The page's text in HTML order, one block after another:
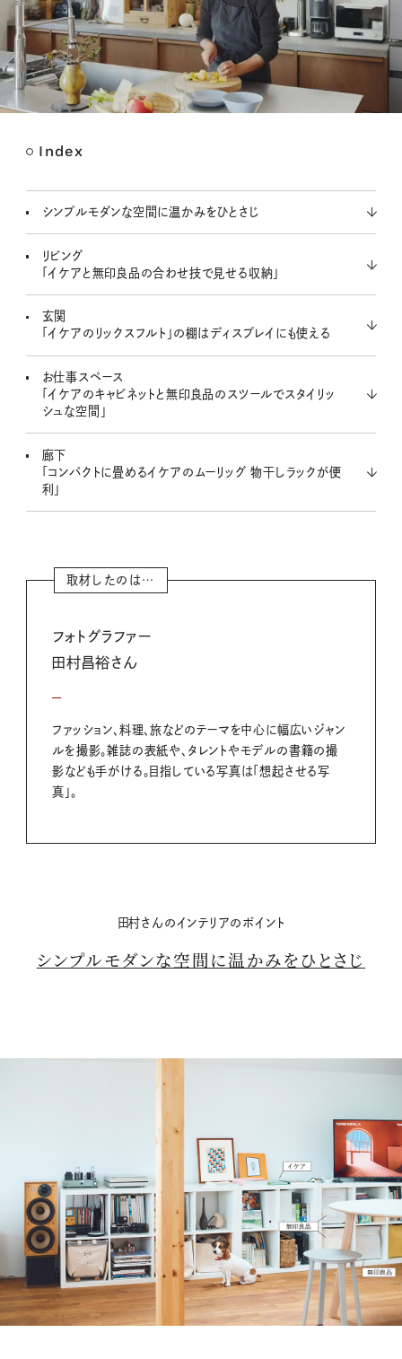
Index
シンプルモダンな空間に温かみをひとさじ
リビング
「イケアと無印良品の合わせ技で見せる収納」
玄関
「イケアのリックスフルト」の棚はディスプレイにも使える
お仕事スペース
「イケアのキャビネットと無印良品のスツールでスタイリッ
シュな空間」
廊下
「コンパクトに畳めるイケアのムーリッグ 物干しラックが便
利」
取材したのは…
フォトグラファー
田村昌裕さん
ファッション、料理、旅などのテーマを中心に幅広いジャン
ルを撮影。雑誌の表紙や、タレントやモデルの書籍の撮
影なども手がける。目指している写真は「想起させる写
真」。
田村さんのインテリアのポイント
シンプルモダンな空間に温かみをひとさじ